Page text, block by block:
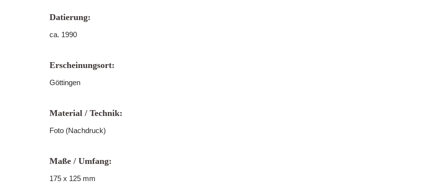
Datierung:
ca. 1990
Erscheinungsort:
Göttingen
Material / Technik:
Foto (Nachdruck)
Maße / Umfang:
175 x 125 mm